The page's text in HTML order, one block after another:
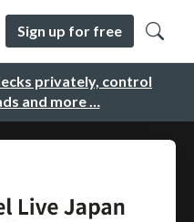
privately, control
and more …
Sign up for free